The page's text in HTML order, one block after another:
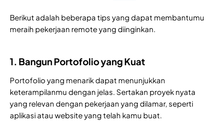
Berikut adalah beberapa tips yang dapat membantumu
meraih pekerjaan remote yang diinginkan.
1. Bangun Portofolio yang Kuat
Portofolio yang menarik dapat menunjukkan
keterampilanmu dengan jelas. Sertakan proyek nyata
yang relevan dengan pekerjaan yang dilamar, seperti
aplikasi atau website yang telah kamu buat.